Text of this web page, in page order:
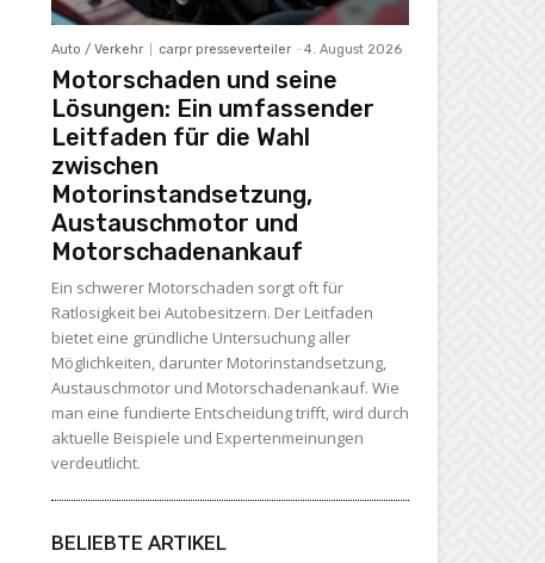
Auto / Verkehr carpr presseverteiler - 4. August 2026
Motorschaden und seine
Lösungen: Ein umfassender
Leitfaden für die Wahl
zwischen
Motorinstandsetzung,
Austauschmotor und
Motorschadenankauf
Ein schwerer Motorschaden sorgt oft für
Ratlosigkeit bei Autobesitzern. Der Leitfaden
bietet eine gründliche Untersuchung aller
Möglichkeiten, darunter Motorinstandsetzung,
Austauschmotor und Motorschadenankauf. Wie
man eine fundierte Entscheidung trifft, wird durch
aktuelle Beispiele und Expertenmeinungen
verdeutlicht.
BELIEBTE ARTIKEL